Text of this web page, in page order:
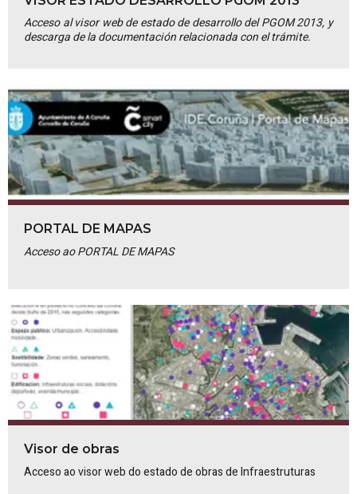
Acceso al visor web de estado de desarrollo del PGOM 2013, y
descarga de la documentación relacionada con el trámite.
PORTAL DE MAPAS
Acceso ao PORTAL DE MAPAS
Visor de obras
Acceso ao visor web do estado de obras de Infraestruturas